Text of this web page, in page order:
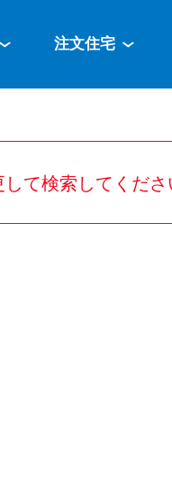
注文住宅
て検索してくださ